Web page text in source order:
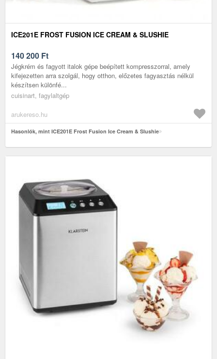
ICE201E FROST FUSION ICE CREAM & SLUSHIE
140 200 Ft
Jégkrém és fagyott italok gépe beépített kompresszorral, amely
kifejezetten arra szolgál, hogy otthon, előzetes fagyasztás nélkül
készítsen különfé...
cuisinart, fagylaltgép
arukereso.hu
Hasonlók, mint ICE201E Frost Fusion Ice Cream & Slushie